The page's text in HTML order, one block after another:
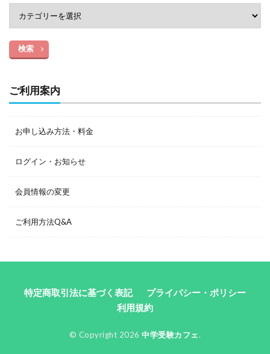
検索
ご利用案内
お申し込み方法・料金
ログイン・お知らせ
会員情報の変更
ご利用方法Q&A
特定商取引法に基づく表記
プライバシー・ポリシー
利用規約
© Copyright 2026中学受験カフェ.